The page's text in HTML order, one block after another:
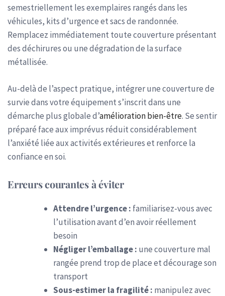
semestriellement les exemplaires rangés dans les
véhicules, kits d’urgence et sacs de randonnée.
Remplacez immédiatement toute couverture présentant
des déchirures ou une dégradation de la surface
métallisée.
Au-delà de l’aspect pratique, intégrer une couverture de
survie dans votre équipement s’inscrit dans une
démarche plus globale d’amélioration bien-être. Se sentir
préparé face aux imprévus réduit considérablement
l’anxiété liée aux activités extérieures et renforce la
confiance en soi.
Erreurs courantes à éviter
Attendre l’urgence : familiarisez-vous avec
l’utilisation avant d’en avoir réellement
besoin
Négliger l’emballage : une couverture mal
rangée prend trop de place et décourage son
transport
Sous-estimer la fragilité : manipulez avec